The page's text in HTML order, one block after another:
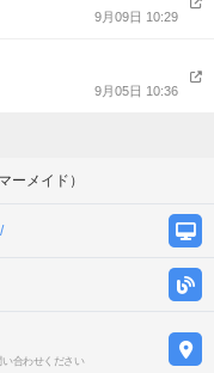
9月09日 10:29
9月05日 10:36
ーメイド）
合わせください